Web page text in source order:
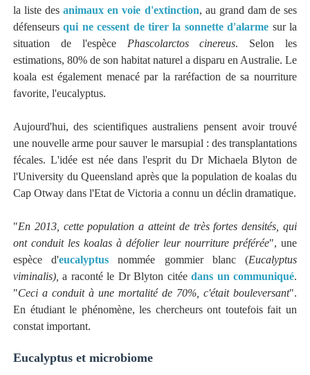
la liste desanimaux en voie d'extinction, au grand dam de ses
défenseursqui ne cessent de tirer la sonnette d'alarme sur la
situation de l'espèce Phascolarctos cinereus. Selon les
estimations, 80% de son habitat naturel a disparu en Australie. Le
koala est également menacé par la raréfaction de sa nourriture
favorite, l'eucalyptus.
Aujourd'hui, des scientifiques australiens pensent avoir trouvé
une nouvelle arme pour sauver le marsupial : des transplantations
fécales. L'idée est née dans l'esprit du Dr Michaela Blyton de
l'University du Queensland après que la population de koalas du
Cap Otway dans l'Etat de Victoria a connu un déclin dramatique.
"En 2013, cette population a atteint de très fortes densités, qui
ont conduit les koalas à défolier leur nourriture préférée", une
espèce d'eucalyptus nommée gommier blanc (Eucalyptus
viminalis),a raconté le Dr Blyton citéedans un communiqué.
"Ceci a conduit à une mortalité de 70%, c'était bouleversant".
En étudiant le phénomène, les chercheurs ont toutefois fait un
constat important.
Eucalyptus et microbiome